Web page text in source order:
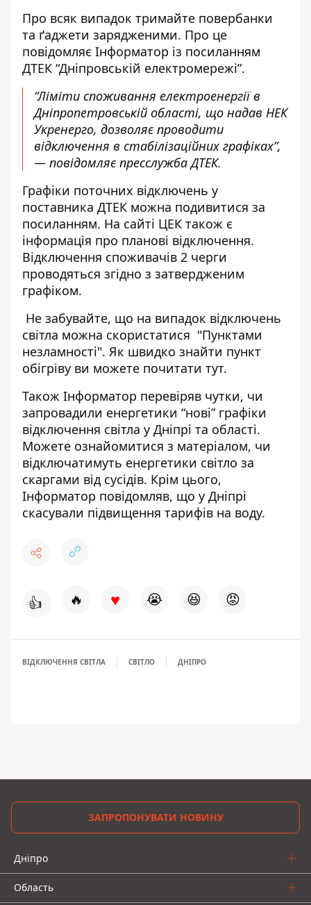
Про всяк випадок тримайте повербанки
та ґаджети зарядженими. Про це
повідомляє Інформатор із посиланням
ДТЕК “Дніпровській електромережі”.
“Ліміти споживання електроенергії в
Дніпропетровській області, що надав НЕК
Укренерго, дозволяє проводити
відключення в стабілізаційних графіках”,
— повідомляє пресслужба ДТЕК.
Графіки поточних відключень у
поставника ДТЕК можна подивитися за
посиланням. На сайті ЦЕК також є
інформація про планові відключення.
Відключення споживачів 2 черги
проводяться згідно з затвердженим
графіком.
Не забувайте, що на випадок відключень
світла можна скористатися "Пунктами
незламності". Як швидко знайти пункт
обігріву ви можете почитати тут.
Також Інформатор перевіряв чутки, чи
запровадили енергетики “нові” графіки
відключення світла у Дніпрі та області.
Можете ознайомитися з матеріалом, чи
відключатимуть енергетики світло за
скаргами від сусідів. Крім цього,
Інформатор повідомляв, що у Дніпрі
скасували підвищення тарифів на воду.
👍 🔥 ♥ 😭 😆 😡
ВІДКЛЮЧЕННЯ СВІТЛА СВІТЛО ДНІПРО
ЗАПРОПОНУВАТИ НОВИНУ
Дніпро
Область